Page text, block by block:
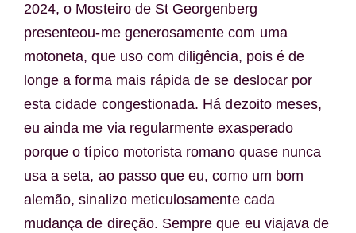
2024, o Mosteiro de St Georgenberg
presenteou-me generosamente com uma
motoneta, que uso com diligência, pois é de
longe a forma mais rápida de se deslocar por
esta cidade congestionada. Há dezoito meses,
eu ainda me via regularmente exasperado
porque o típico motorista romano quase nunca
usa a seta, ao passo que eu, como um bom
alemão, sinalizo meticulosamente cada
mudança de direção. Sempre que eu viajava de